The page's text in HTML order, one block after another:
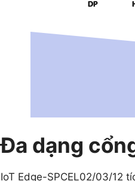
Đa dạng
IoT Edge-SPCEL02/03/12